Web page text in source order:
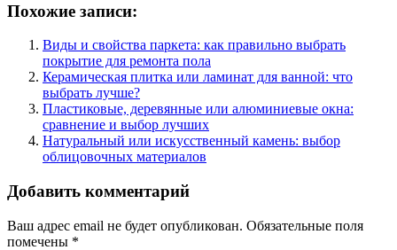
Похожие записи:
Виды и свойства паркета: как правильно выбрать
покрытие для ремонта пола
Керамическая плитка или ламинат для ванной: что
выбрать лучше?
Пластиковые, деревянные или алюминиевые окна:
сравнение и выбор лучших
Натуральный или искусственный камень: выбор
облицовочных материалов
Добавить комментарий
Ваш адрес email не будет опубликован. Обязательные поля
помечены *